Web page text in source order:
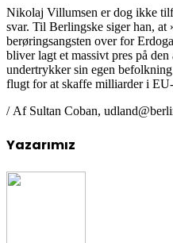
Nikolaj Villumsen er dog ikke
svar. Til Berlingske siger han,
berøringsangsten over for
bliver lagt et massivt pres på
undertrykker sin egen
flugt for at skaffe milliarder i
/ Af Sultan Coban,
Yazarımız